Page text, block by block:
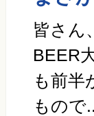
皆さん
BEER
も前半
もので